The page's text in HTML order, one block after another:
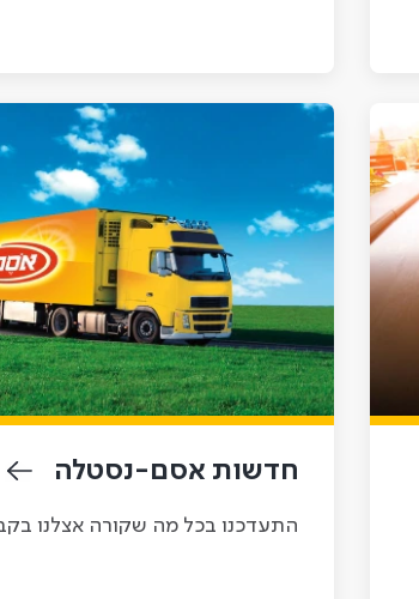
חדשות אסם-נסטלה
התעדכנו בכל מה שקורה אצלנו